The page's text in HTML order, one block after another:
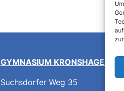
GYMNASIUM KRONSHAGEN
Suchsdorfer Weg 35